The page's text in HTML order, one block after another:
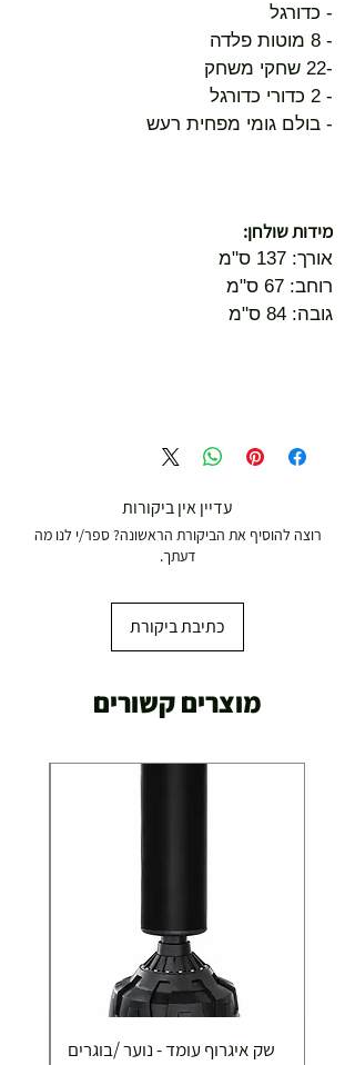
- כדורגל
- 8 מוטות פלדה
-22 שחקי משחק
- 2 כדורי כדורגל
- בולם גומי מפחית רעש
מידות שולחן:
אורך: 137 ס"מ
רוחב: 67 ס"מ
גובה: 84 ס"מ
עדיין אין ביקורות
רוצה להוסיף את הביקורת הראשונה? ספר/י לנו מה
דעתך.
כתיבת ביקורת
מוצרים קשורים
שק איגרוף עומד - נוער /בוגרים